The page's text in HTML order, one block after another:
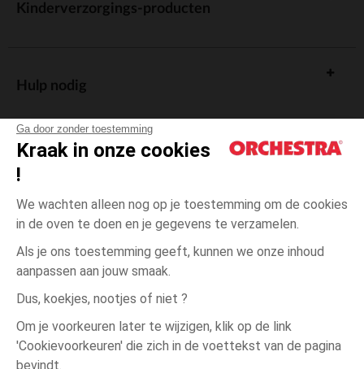
Ga door zonder toestemming
Kraak in onze cookies
!
We wachten alleen nog op je toestemming om de cookies
in de oven te doen en je gegevens te verzamelen.
Als je ons toestemming geeft, kunnen we onze inhoud
aanpassen aan jouw smaak.
Dus, koekjes, nootjes of niet ?
Om je voorkeuren later te wijzigen, klik op de link
'Cookievoorkeuren' die zich in de voettekst van de pagina
bevindt.
Ecru Ecru
6
Kinderverzorgings-producten
Hulp nodig
Algemene verkoopsvoorwaarden
Wettelijke bepalingen
Persoonsgegevens